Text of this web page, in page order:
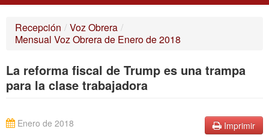
¿QUÉ ES LA UCI?
BÚSQUEDA
CONTACTARNOS
Recepción / Voz Obrera /
Mensual Voz Obrera de Enero de 2018
La reforma fiscal de Trump es una trampa
para la clase trabajadora
Imprimir
Enero de 2018